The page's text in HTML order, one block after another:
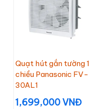
Quạt hút gắn tường 1
chiều Panasonic FV-
30AL1
1,699,000 VNĐ